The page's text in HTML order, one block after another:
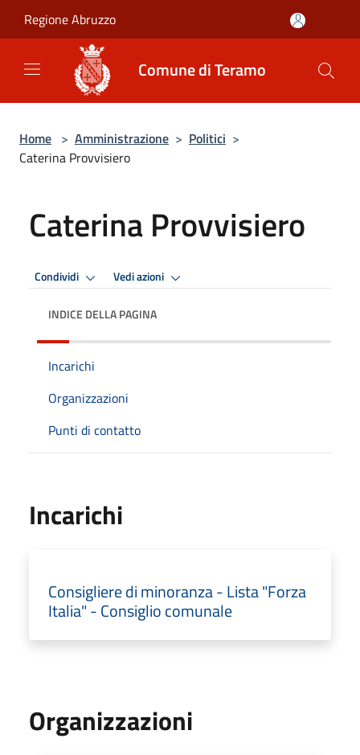
Regione Abruzzo
Comune di Teramo
Home > Amministrazione > Politici >
Caterina Provvisiero
Caterina Provvisiero
Condividi Vedi azioni
INDICE DELLA PAGINA
Incarichi
Organizzazioni
Punti di contatto
Incarichi
Consigliere di minoranza - Lista "Forza
Italia" - Consiglio comunale
Organizzazioni